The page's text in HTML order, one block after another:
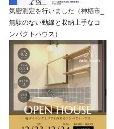
気密測定を行いました（神栖市_
無駄のない動線と収納上手なコ
ンパクトハウス）